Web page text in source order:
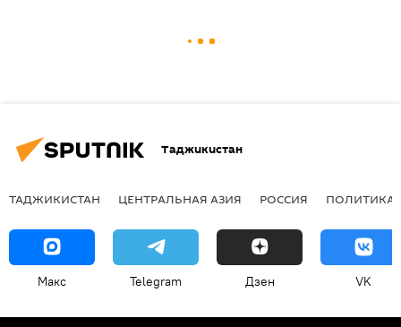
Таджикистан
ТАДЖИКИСТАН ЦЕНТРАЛЬНАЯ АЗИЯ РОССИЯ ПОЛИТИКА
Макс Telegram Дзен VK